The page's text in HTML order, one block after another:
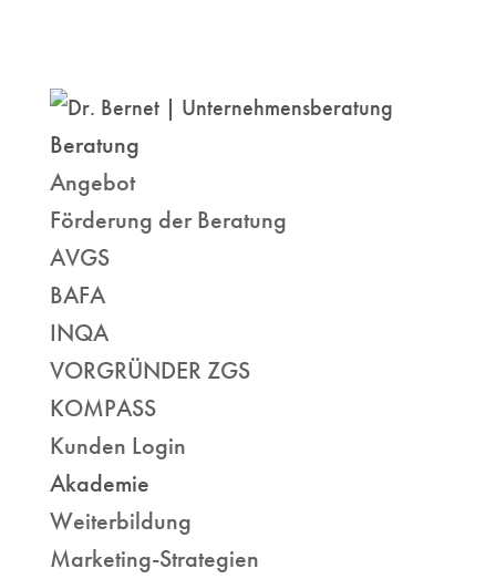
Beratung
Angebot
Förderung der Beratung
AVGS
BAFA
INQA
VORGRÜNDER ZGS
KOMPASS
Kunden Login
Akademie
Weiterbildung
Marketing-Strategien